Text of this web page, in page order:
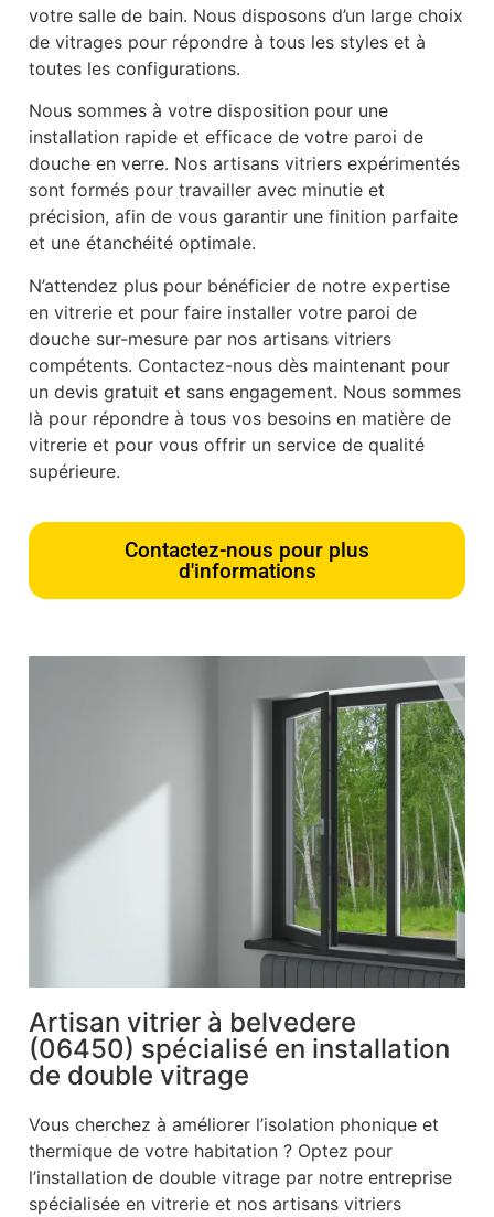
votre salle de bain. Nous disposons d’un large choix
de vitrages pour répondre à tous les styles et à
toutes les configurations.
Nous sommes à votre disposition pour une
installation rapide et efficace de votre paroi de
douche en verre. Nos artisans vitriers expérimentés
sont formés pour travailler avec minutie et
précision, afin de vous garantir une finition parfaite
et une étanchéité optimale.
N’attendez plus pour bénéficier de notre expertise
en vitrerie et pour faire installer votre paroi de
douche sur-mesure par nos artisans vitriers
compétents. Contactez-nous dès maintenant pour
un devis gratuit et sans engagement. Nous sommes
là pour répondre à tous vos besoins en matière de
vitrerie et pour vous offrir un service de qualité
supérieure.
Contactez-nous pour plus
d'informations
Artisan vitrier à belvedere
(06450) spécialisé en installation
de double vitrage
Vous cherchez à améliorer l’isolation phonique et
thermique de votre habitation ? Optez pour
l’installation de double vitrage par notre entreprise
spécialisée en vitrerie et nos artisans vitriers